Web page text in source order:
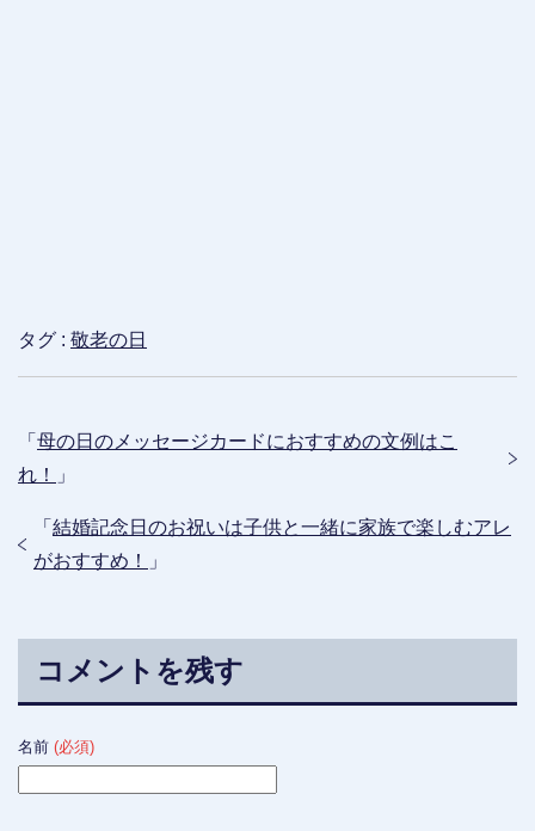
タグ : 敬老の日
「 母の日のメッセージカードにおすすめの文例はこ
れ！
」
「 結婚記念日のお祝いは子供と一緒に家族で楽しむアレ
がおすすめ！
」
コメントを残す
名前 (必須)